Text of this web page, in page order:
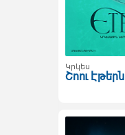
Կրկես
Շոու